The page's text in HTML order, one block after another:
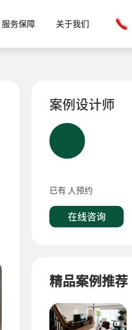
服务保障 关于我们
案例设计师
已有 人预约
在线咨询
精品案例推荐